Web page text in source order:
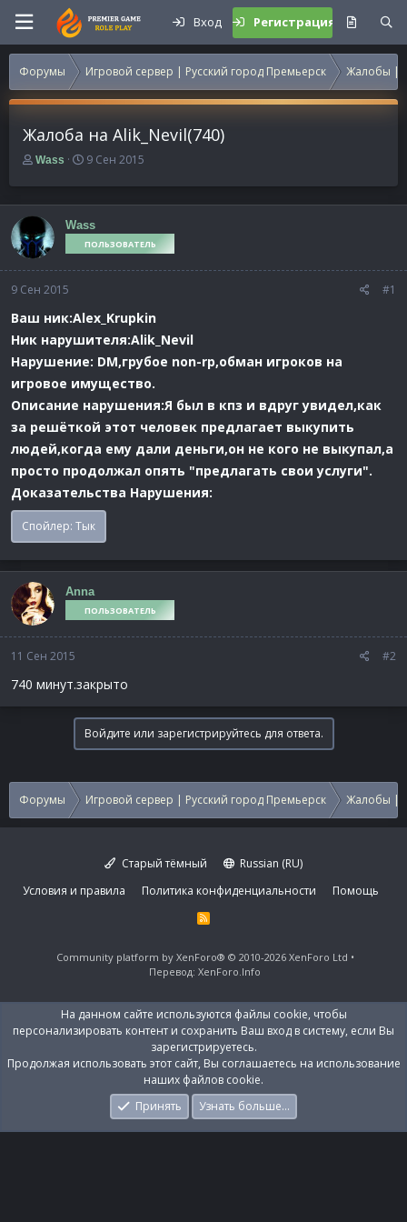
Вход Регистрация
Форумы Игровой сервер | Русский город Премьерск Жалобы |
Жалоба на Alik_Nevil(740)
А
т
о
р
т
е
м
ы
Wass
Д
т
а
н
а
ч
а
9 Сен 2015
Wass
ПОЛЬЗОВАТЕЛЬ
9 Сен 2015 #1
Ваш ник:Alex_Krupkin
Ник нарушителя:Alik_Nevil
Нарушение: DM,грубое non-rp,обман игроков на
игровое имущество.
Описание нарушения:Я был в кпз и вдруг увидел,как
за решёткой этот человек предлагает выкупить
людей,когда ему дали деньги,он не кого не выкупал,а
просто продолжал опять "предлагать свои услуги".
Доказательства Нарушения:
Спойлер: Тык
Anna
ПОЛЬЗОВАТЕЛЬ
11 Сен 2015 #2
740 минут.закрыто
Войдите или зарегистрируйтесь для ответа.
Форумы Игровой сервер | Русский город Премьерск Жалобы |
Старый тёмный
Russian (RU)
Условия и правила
Политика конфиденциальности Помощь
R
S
Community platform by XenForo® © 2010-2026 XenForo Ltd
Перевод: XenForo.Info
На данном сайте используются файлы cookie, чтобы
персонализировать контент и сохранить Ваш вход в систему, если Вы
зарегистрируетесь.
Продолжая использовать этот сайт, Вы соглашаетесь на использование
наших файлов cookie.
Принять
Узнать больше…